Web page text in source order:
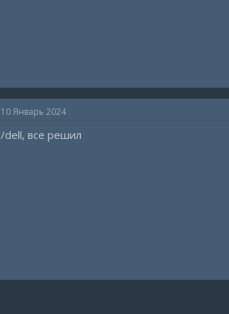
10 Январь 2024
/dell, все решил